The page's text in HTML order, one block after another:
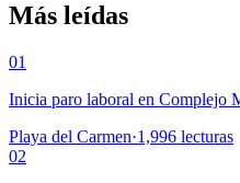
Más leídas
01
Inicia paro laboral en Complejo
Playa del Carmen·1,996 lecturas
02